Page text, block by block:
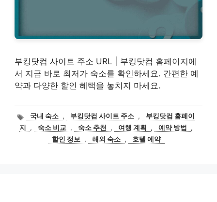
부킹닷컴 사이트 주소 URL | 부킹닷컴 홈페이지에
서 지금 바로 최저가 숙소를 확인하세요. 간편한 예
약과 다양한 할인 혜택을 놓치지 마세요.
태국내 숙소 , 부킹닷컴 사이트 주소 ,
부킹닷컴 홈페이
지
, 숙소 비교 , 숙소 추천 , 여행 계획 , 예약 방법
,
할인 정보
, 해외 숙소 , 호텔 예약